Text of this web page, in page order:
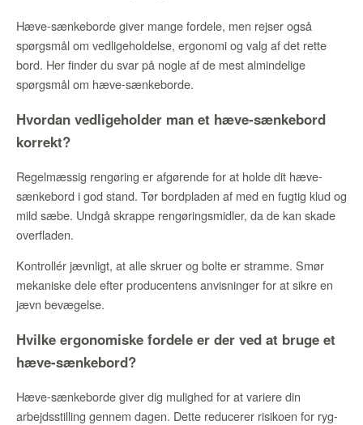
Hæve-sænkeborde giver mange fordele, men rejser også
spørgsmål om vedligeholdelse, ergonomi og valg af det rette
bord. Her finder du svar på nogle af de mest almindelige
spørgsmål om hæve-sænkeborde.
Hvordan vedligeholder man et hæve-sænkebord
korrekt?
Regelmæssig rengøring er afgørende for at holde dit hæve-
sænkebord i god stand. Tør bordpladen af med en fugtig klud og
mild sæbe. Undgå skrappe rengøringsmidler, da de kan skade
overfladen.
Kontrollér jævnligt, at alle skruer og bolte er stramme. Smør
mekaniske dele efter producentens anvisninger for at sikre en
jævn bevægelse.
Hvilke ergonomiske fordele er der ved at bruge et
hæve-sænkebord?
Hæve-sænkeborde giver dig mulighed for at variere din
arbejdsstilling gennem dagen. Dette reducerer risikoen for ryg-